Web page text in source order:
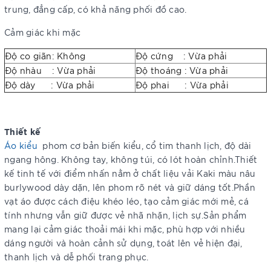
trung, đẳng cấp, có khả năng phối đồ cao.
Cảm giác khi mặc
Độ co giãn: Không
Độ cứng : Vừa phải
Độ nhàu : Vừa phải
Độ thoáng : Vừa phải
Độ dày : Vừa phải
Độ phai : Vừa phải
Thiết kế
Áo kiểu phom cơ bản biến kiểu, cổ tim thanh lịch, độ dài
ngang hông. Không tay, không túi, có lót hoàn chỉnh.Thiết
kế tinh tế với điểm nhấn nằm ở chất liệu vải Kaki màu nâu
burlywood dày dặn, lên phom rõ nét và giữ dáng tốt.Phần
vạt áo được cách điệu khéo léo, tạo cảm giác mới mẻ, cá
tính nhưng vẫn giữ được vẻ nhã nhặn, lịch sự.Sản phẩm
mang lại cảm giác thoải mái khi mặc, phù hợp với nhiều
dáng người và hoàn cảnh sử dụng, toát lên vẻ hiện đại,
thanh lịch và dễ phối trang phục.